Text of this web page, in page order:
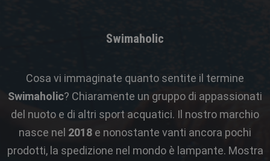
Swimaholic
Cosa vi immaginate quanto sentite il termine
Swimaholic? Chiaramente un gruppo di appassionati
del nuoto e di altri sport acquatici. Il nostro marchio
nasce nel 2018 e nonostante vanti ancora pochi
prodotti, la spedizione nel mondo è lampante. Mostra